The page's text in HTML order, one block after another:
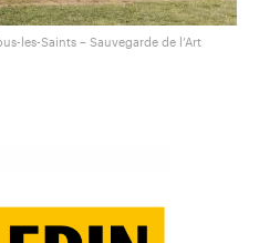
les-Saints – Sauvegarde de l’Art